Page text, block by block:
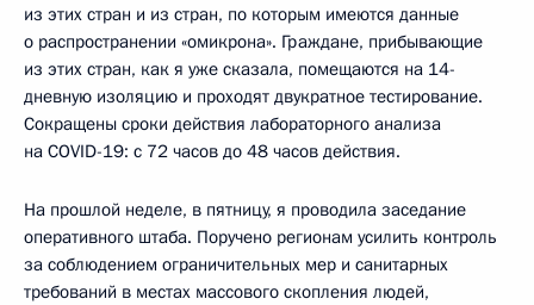
из этих стран и из стран, по которым имеются данные
о распространении «омикрона». Граждане, прибывающие
из этих стран, как я уже сказала, помещаются на 14-
дневную изоляцию и проходят двукратное тестирование.
Сокращены сроки действия лабораторного анализа
на COVID-19: с 72 часов до 48 часов действия.
На прошлой неделе, в пятницу, я проводила заседание
оперативного штаба. Поручено регионам усилить контроль
за соблюдением ограничительных мер и санитарных
требований в местах массового скопления людей,